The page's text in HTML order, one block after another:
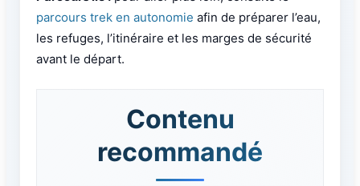
parcours trek en autonomie afin de préparer l’eau,
les refuges, l’itinéraire et les marges de sécurité
avant le départ.
Contenu
recommandé